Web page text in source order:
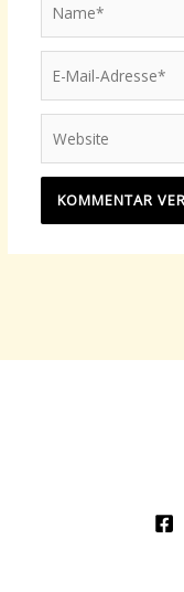
Mail-
Adresse*